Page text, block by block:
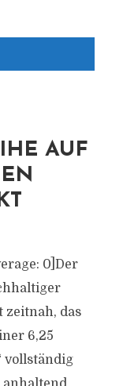
AUF
0]Der
zeitnah, das
6,25
vollständig